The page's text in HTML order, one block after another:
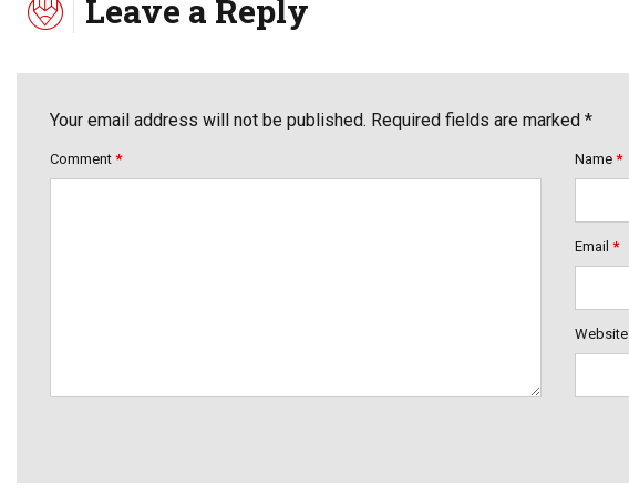
Leave a Reply
Your email address will not be published. Required fields are marked *
Comment * Name *
Email *
Website